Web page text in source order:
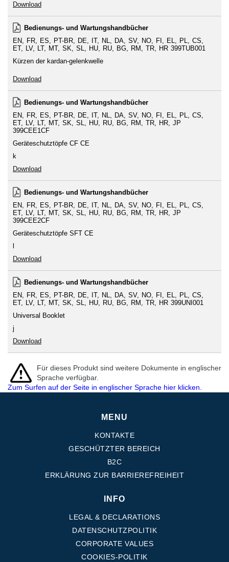
Download
Bedienungs- und Wartungshandbücher
EN
FR ES PT-BR DE IT NL DA SV NO FI EL PL CS
ET
LV LT MT SK SL HU RU BG RM TR HR 399TUB001
Kürzen der kardan-gelenkwelle
Download
Bedienungs- und Wartungshandbücher
EN
FR ES PT-BR DE IT NL DA SV NO FI EL PL CS
ET
LV LT MT SK SL HU RU BG RM TR HR JP
399CEE1CF
Geräteschutztöpfe CF CE
k
Download
Bedienungs- und Wartungshandbücher
EN
FR ES PT-BR DE IT NL DA SV NO FI EL PL CS
ET
LV LT MT SK SL HU RU BG RM TR HR JP
399CEE2CF
Geräteschutztöpfe SFT CE
Download
Bedienungs- und Wartungshandbücher
EN
FR ES PT-BR DE IT NL DA SV NO FI EL PL CS
ET
LV LT MT SK SL HU RU BG RM TR HR 399UNI001
Universal Booklet
j
Download
Für dieses Produkt sind weitere Dokumente in englischer
Sprache verfügbar.
Zum Surfen auf der Seite in englischer Sprache hier klicken.
MENU
KONTAKTE
GESCHÜTZTER BEREICH
B2C
ERKLÄRUNG ZUR BARRIEREFREIHEIT
INFO
LEGAL & DECLARATIONS
DATENSCHUTZPOLITIK
CORPORATE VALUES
COOKIES-POLITIK